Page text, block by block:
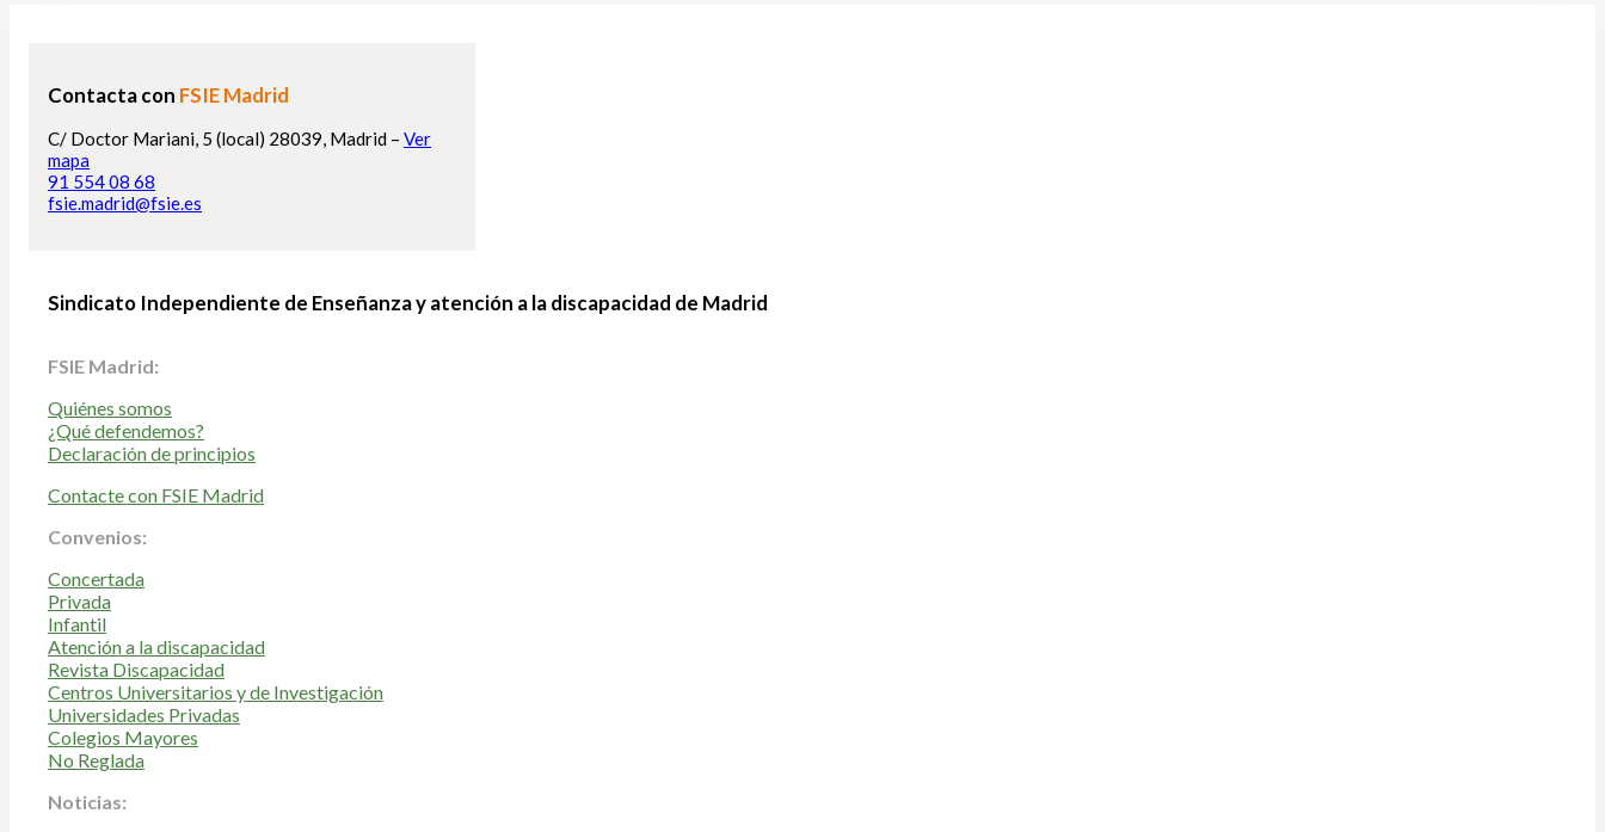
Contacta con FSIE Madrid
C/ Doctor Mariani, 5 (local) 28039, Madrid – Ver
mapa
91 554 08 68
fsie.madrid@fsie.es
Sindicato Independiente de Enseñanza y atención a la discapacidad de Madrid
FSIE Madrid:
Quiénes somos
¿Qué defendemos?
Declaración de principios
Contacte con FSIE Madrid
Convenios:
Concertada
Privada
Infantil
Atención a la discapacidad
Revista Discapacidad
Centros Universitarios y de Investigación
Universidades Privadas
Colegios Mayores
No Reglada
Noticias: